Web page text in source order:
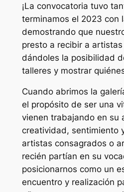
¡La convocatoria tuvo
terminamos el 2023 con
demostrando que
presto a recibir a
dándoles la posibilidad
talleres y mostrar
Cuando abrimos la
el propósito de ser una
vienen trabajando en su
creatividad, sentimiento
artistas consagrados o
recién partían en su
posicionarnos como un
encuentro y realización